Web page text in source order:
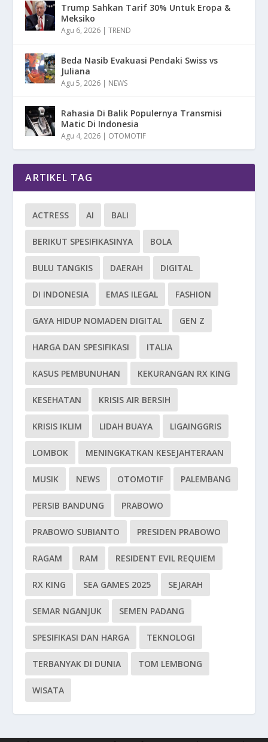
Trump Sahkan Tarif 30% Untuk Eropa &
Meksiko
Agu 6, 2026 |TREND
Beda Nasib Evakuasi Pendaki Swiss vs
Juliana
Agu 5, 2026 | NEWS
Rahasia Di Balik Populernya Transmisi
Matic Di Indonesia
Agu 4, 2026 | OTOMOTIF
ARTIKEL TAG
ACTRESS AI BALI
BERIKUT SPESIFIKASINYA BOLA
BULU TANGKIS DAERAH DIGITAL
DI INDONESIA EMAS ILEGAL FASHION
GAYA HIDUP NOMADEN DIGITAL GEN Z
HARGA DAN SPESIFIKASI ITALIA
KASUS PEMBUNUHAN KEKURANGAN RX KING
KESEHATAN KRISIS AIR BERSIH
KRISIS IKLIM LIDAH BUAYA LIGAINGGRIS
LOMBOK MENINGKATKAN KESEJAHTERAAN
MUSIK NEWS OTOMOTIF PALEMBANG
PERSIB BANDUNG PRABOWO
PRABOWO SUBIANTO PRESIDEN PRABOWO
RAGAM RAM RESIDENT EVIL REQUIEM
RX KING SEA GAMES 2025 SEJARAH
SEMAR NGANJUK SEMEN PADANG
SPESIFIKASI DAN HARGA TEKNOLOGI
TERBANYAK DI DUNIA TOM LEMBONG
WISATA